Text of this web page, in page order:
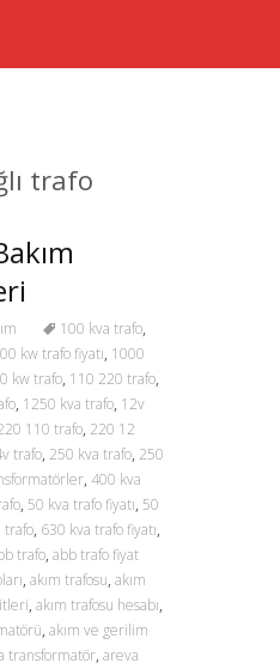
trafo
100 kva trafo,
kw trafo fiyatı, 1000
kw trafo, 110 220 trafo,
, 1250 kva trafo, 12v
110 trafo, 220 12
trafo, 250 kva trafo, 250
, 400 kva
, 50 kva trafo fiyatı, 50
trafo, 630 kva trafo fiyatı,
trafo, abb trafo fiyat
, akım trafosu, akım
, akım trafosu hesabı,
, akım ve gerilim
transformatör, areva